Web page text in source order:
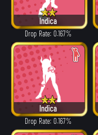
Indica
Drop Rate: 0.167%
Indica
Drop Rate: 0.167%